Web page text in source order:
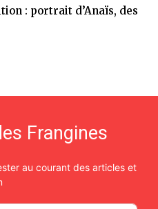
: portrait d’Anaïs, des
Frangines
au courant des articles et